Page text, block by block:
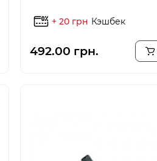
+ 20 грн Кэшбек
492.00 грн.